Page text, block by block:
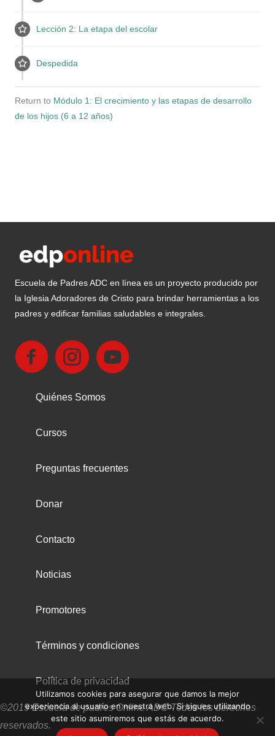
Lección 2: La etapa del escolar
Despedida
Return to Módulo 1: El crecimiento y las etapas de desarrollo
de los hijos (6 a 12 años)
Escuela de Padres ADC en línea es un proyecto producido por
la Iglesia Adoradores de Cristo para brindar herramientas a los
padres y edificar familias saludables e integrales.
Quiénes Somos
Cursos
Preguntas frecuentes
Donar
Contacto
Noticias
Promotores
Términos y condiciones
Política de privacidad
©2019 Escuela de padres Online ADC Todos los derechos
reservados.
Utilizamos cookies para asegurar que damos la mejor
experiencia al usuario en nuestra web. Si sigues utilizando
este sitio asumiremos que estás de acuerdo.